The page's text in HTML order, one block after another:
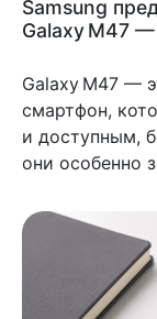
Samsung
Galaxy M47 —
Galaxy M47 —
смартфон,
и доступным,
они особенно